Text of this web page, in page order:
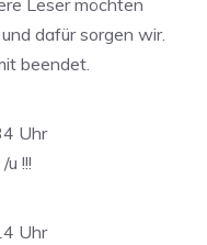
Leser möchten
dafür sorgen wir.
beendet.
Uhr
!!!
Uhr